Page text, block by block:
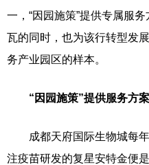
一，“因园施策”提供专属服
瓦的同时，也为该行转型发
务产业园区的样本。
“因园施策”提供服务方案
成都天府国际生物城每年
注疫苗研发的复星安特金便是